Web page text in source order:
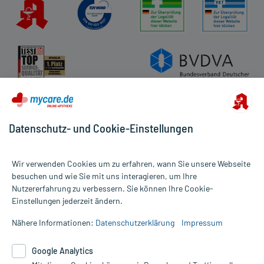
Alle Preise gelten inkl. MwSt., ggf. zzgl. Versandkosten
Informationen auf dieser Website werden ausschließlich für
die Untersuchung und Behandlung durch einen Arzt. Bitte
Therapien eingeleitet werden können. | Diese Webseite benutzt
Datenschutz- und Cookie-Einstellungen
Wir verwenden Cookies um zu erfahren, wann Sie unsere Webseite
besuchen und wie Sie mit uns interagieren, um Ihre
Nutzererfahrung zu verbessern. Sie können Ihre Cookie-
Einstellungen jederzeit ändern.
Nähere Informationen: Datenschutzerklärung Impressum
Google Analytics